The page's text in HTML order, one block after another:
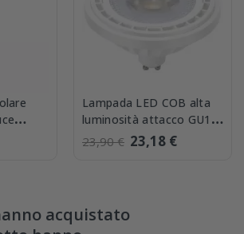
Lampada LED COB alta
luminosità attacco GU10
13W 3000K Lampo
ES111/13W/BC
23,90 € 23,18 €
acquistato